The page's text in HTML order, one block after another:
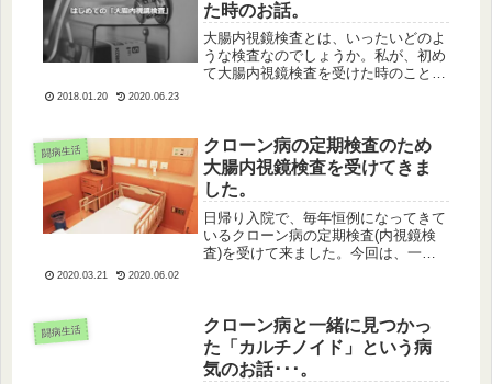
た時のお話。
大腸内視鏡検査とは、いったいどのよ
うな検査なのでしょうか。私が、初め
て大腸内視鏡検査を受けた時のことを
2018.01.20 2020.06.23
闘病生活
クローン病の定期検査のため
大腸内視鏡検査を受けてきま
した。
日帰り入院で、毎年恒例になってきて
いるクローン病の定期検査(内視鏡検
査)を受けて来ました。今回は、一緒
2020.03.21 2020.06.02
闘病生活
クローン病と一緒に見つかっ
た「カルチノイド」という病
気のお話･･･。